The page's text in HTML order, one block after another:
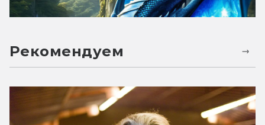
в конце концов отправляются
мере — то, что раньше
им не удавалось), а её берут с собой.
Рекомендуем